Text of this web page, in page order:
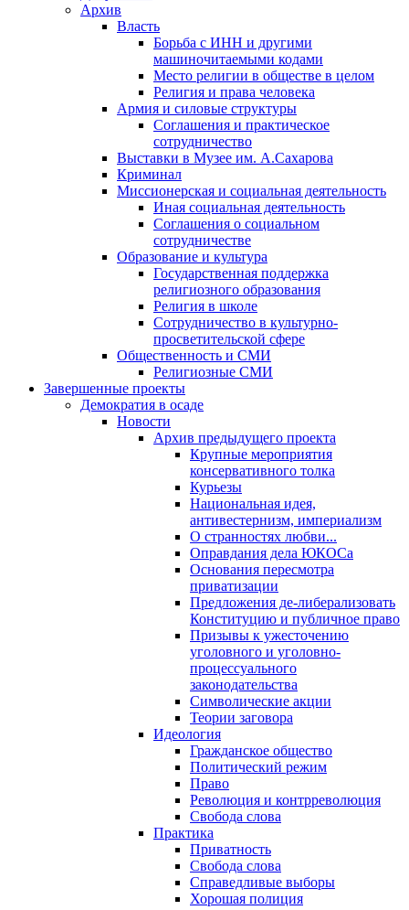
Архив
Власть
Борьба с ИНН и другими
машиночитаемыми кодами
Место религии в обществе в целом
Религия и права человека
Армия и силовые структуры
Соглашения и практическое
сотрудничество
Выставки в Музее им. А.Сахарова
Криминал
Миссионерская и социальная деятельность
Иная социальная деятельность
Соглашения о социальном
сотрудничестве
Образование и культура
Государственная поддержка
религиозного образования
Религия в школе
Сотрудничество в культурно-
просветительской сфере
Общественность и СМИ
Религиозные СМИ
Завершенные проекты
Демократия в осаде
Новости
Архив предыдущего проекта
Крупные мероприятия
консервативного толка
Курьезы
Национальная идея,
антивестернизм, империализм
О странностях любви...
Оправдания дела ЮКОСа
Основания пересмотра
приватизации
Предложения де-либерализовать
Конституцию и публичное право
Призывы к ужесточению
уголовного и уголовно-
процессуального
законодательства
Символические акции
Теории заговора
Идеология
Гражданское общество
Политический режим
Право
Революция и контрреволюция
Свобода слова
Практика
Приватность
Свобода слова
Справедливые выборы
Хорошая полиция